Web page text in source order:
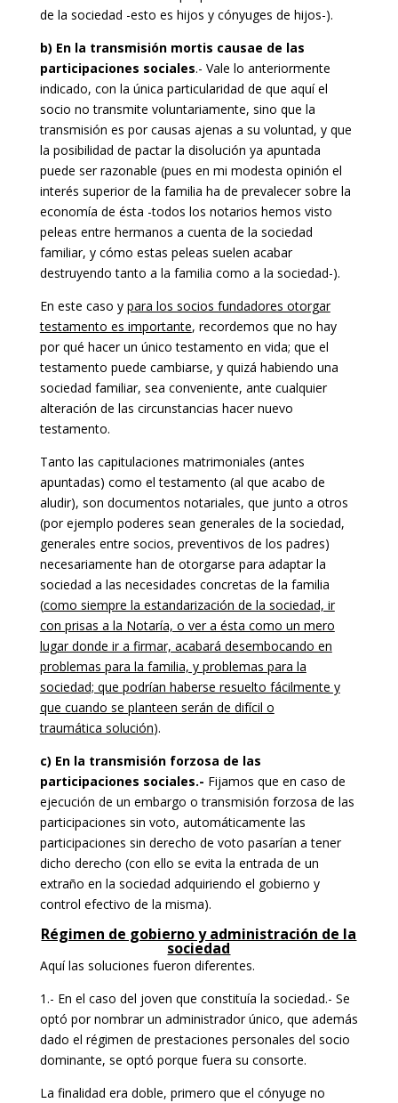
de la sociedad -esto es hijos y cónyuges de hijos-).
b) En la transmisión mortis causae de las
participaciones sociales.- Vale lo anteriormente
indicado, con la única particularidad de que aquí el
socio no transmite voluntariamente, sino que la
transmisión es por causas ajenas a su voluntad, y que
la posibilidad de pactar la disolución ya apuntada
puede ser razonable (pues en mi modesta opinión el
interés superior de la familia ha de prevalecer sobre la
economía de ésta -todos los notarios hemos visto
peleas entre hermanos a cuenta de la sociedad
familiar, y cómo estas peleas suelen acabar
destruyendo tanto a la familia como a la sociedad-).
En este caso y para los socios fundadores otorgar
testamento es importante, recordemos que no hay
por qué hacer un único testamento en vida; que el
testamento puede cambiarse, y quizá habiendo una
sociedad familiar, sea conveniente, ante cualquier
alteración de las circunstancias hacer nuevo
testamento.
Tanto las capitulaciones matrimoniales (antes
apuntadas) como el testamento (al que acabo de
aludir), son documentos notariales, que junto a otros
(por ejemplo poderes sean generales de la sociedad,
generales entre socios, preventivos de los padres)
necesariamente han de otorgarse para adaptar la
sociedad a las necesidades concretas de la familia
(como siempre la estandarización de la sociedad, ir
con prisas a la Notaría, o ver a ésta como un mero
lugar donde ir a firmar, acabará desembocando en
problemas para la familia, y problemas para la
sociedad; que podrían haberse resuelto fácilmente y
que cuando se planteen serán de difícil o
traumática solución).
c) En la transmisión forzosa de las
participaciones sociales.- Fijamos que en caso de
ejecución de un embargo o transmisión forzosa de las
participaciones sin voto, automáticamente las
participaciones sin derecho de voto pasarían a tener
dicho derecho (con ello se evita la entrada de un
extraño en la sociedad adquiriendo el gobierno y
control efectivo de la misma).
Régimen de gobierno y administración de la
sociedad
Aquí las soluciones fueron diferentes.
1.- En el caso del joven que constituía la sociedad.- Se
optó por nombrar un administrador único, que además
dado el régimen de prestaciones personales del socio
dominante, se optó porque fuera su consorte.
La finalidad era doble, primero que el cónyuge no